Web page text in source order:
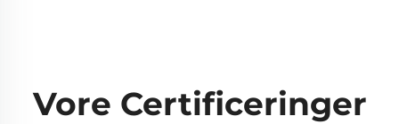
Vore Certificeringer